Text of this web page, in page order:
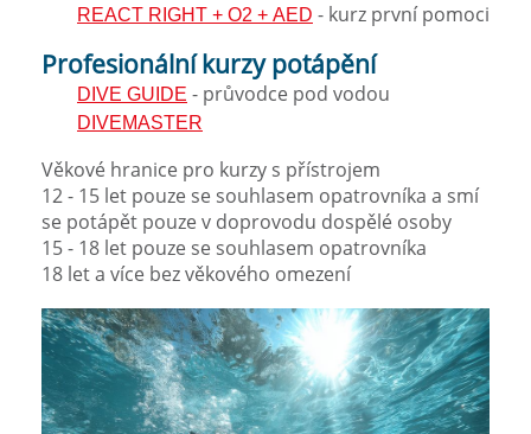
REACT RIGHT + O2 + AED - kurz první pomoci
Profesionální kurzy potápění
DIVE GUIDE - průvodce pod vodou
DIVEMASTER
Věkové hranice pro kurzy s přístrojem
12 - 15 let pouze se souhlasem opatrovníka a smí
se potápět pouze v doprovodu dospělé osoby
15 - 18 let pouze se souhlasem opatrovníka
18 let a více bez věkového omezení